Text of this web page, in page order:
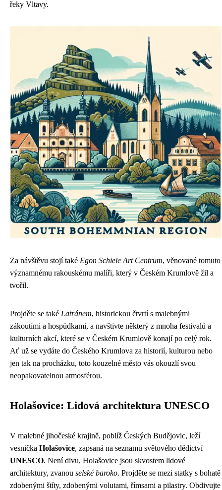
řeky Vltavy.
Za návštěvu stojí také Egon Schiele Art Centrum, věnované tomuto
významnému rakouskému malíři, který v Českém Krumlově žil a
tvořil.
Projděte se také Latránem, historickou čtvrtí s malebnými
zákoutími a hospůdkami, a navštivte některý z mnoha festivalů a
kulturních akcí, které se v Českém Krumlově konají po celý rok.
Ať už se vydáte do Českého Krumlova za historií, kulturou nebo
jen tak na procházku, toto kouzelné město vás okouzlí svou
neopakovatelnou atmosférou.
Holašovice: Lidová architektura UNESCO
V malebné jihočeské krajině, poblíž Českých Budějovic, leží
vesnička Holašovice, zapsaná na seznamu světového dědictví
UNESCO. Není divu, Holašovice jsou skvostem lidové
architektury, zvanou selské baroko. Projděte se mezi statky s bohatě
zdobenými štíty, zdobenými volutami, římsami a pilastry. Obdivujte